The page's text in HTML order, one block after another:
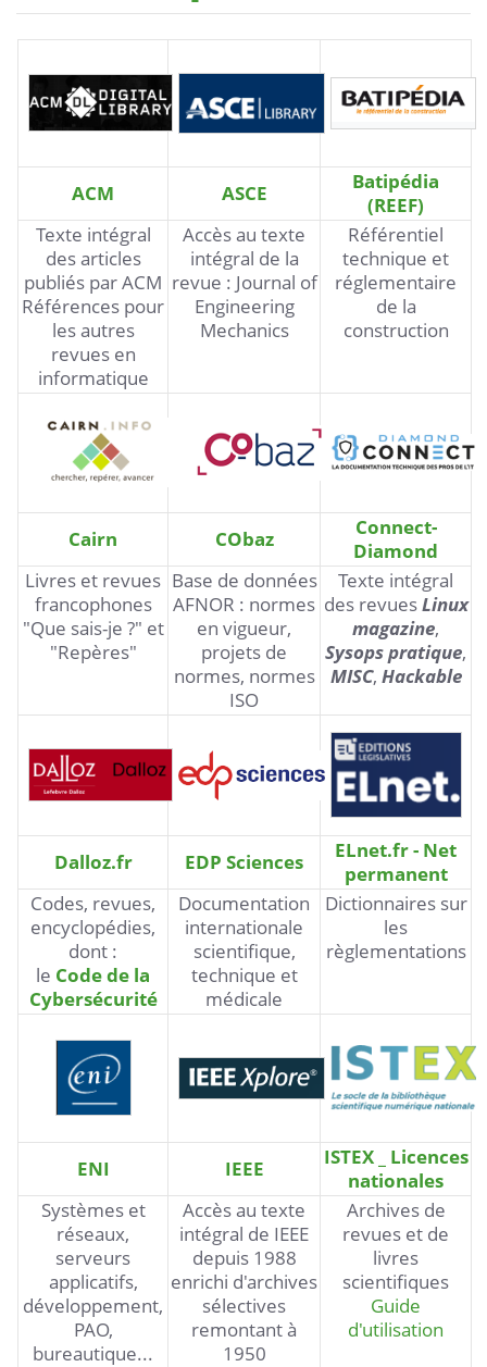
ACM ASCE
Batipédia
(REEF)
Texte intégral
des articles
publiés par ACM
Références pour
les autres
revues en
informatique
Accès au texte
intégral de la
revue : Journal of
Engineering
Mechanics
Référentiel
technique et
réglementaire
de la
construction
Cairn CObaz
Connect-
Diamond
Livres et revues
francophones
"Que sais-je ?" et
"Repères"
Base de données
AFNOR : normes
en vigueur,
projets de
normes, normes
ISO
Texte intégral
des revuesLinux
magazine,
Sysops pratique,
MISC, Hackable
Dalloz.fr EDP Sciences
ELnet.fr - Net
permanent
Codes, revues,
encyclopédies,
dont :
le Code de la
Cybersécurité
Documentation
internationale
scientifique,
technique et
médicale
Dictionnaires sur
les
règlementations
ENI IEEE
ISTEX _ Licences
nationales
Systèmes et
réseaux,
serveurs
applicatifs,
développement,
PAO,
bureautique...
Accès au texte
intégral de IEEE
depuis 1988
enrichi d'archives
sélectives
remontant à
1950
Archives de
revues et de
livres
scientifiques
Guide
d'utilisation